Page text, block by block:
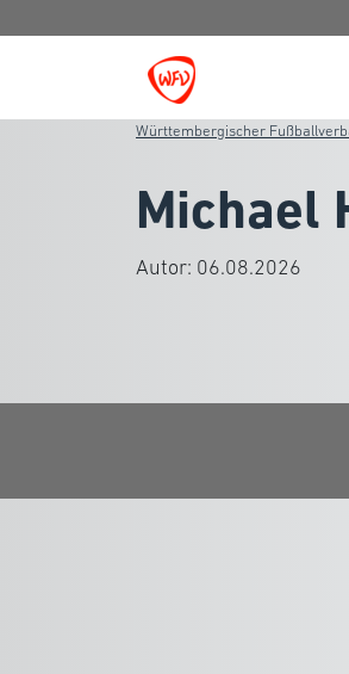
Württembergischer
Michael
Autor: 06.08.2026